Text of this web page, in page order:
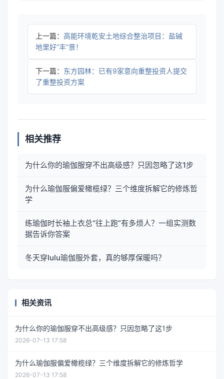
上一篇： 高能环境乾安土地综合整治项目：盐碱
地里好“丰”景！
下一篇： 东方园林：已有9家意向重整投资人提交
了重整投资方案
相关推荐
为什么你的瑜伽服穿不出高级感？只因忽略了这1步
为什么瑜伽服偏爱橄榄绿？三个维度拆解它的修炼哲
学
练瑜伽时长袖上衣总“往上跑”有多烦人？一组实测数
据告诉你答案
冬天穿lulu瑜伽服外套，真的够厚保暖吗？
相关资讯
为什么你的瑜伽服穿不出高级感？只因忽略了这1步
2026-07-13 17:58
为什么瑜伽服偏爱橄榄绿？三个维度拆解它的修炼哲学
2026-07-13 17:58